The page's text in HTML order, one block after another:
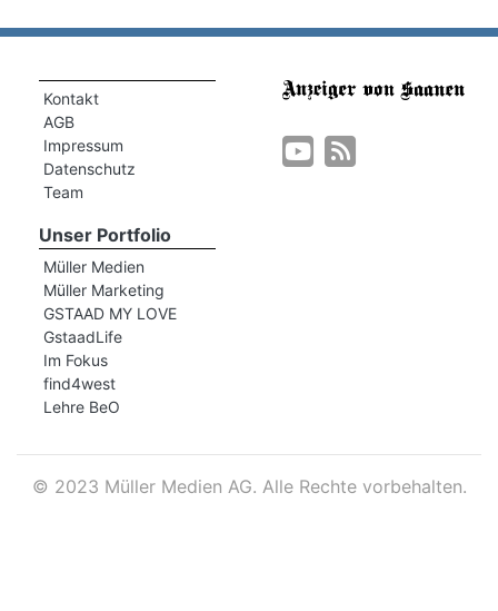
Kontakt
AGB
Impressum
Datenschutz
Team
Unser Portfolio
Müller Medien
Müller Marketing
GSTAAD MY LOVE
GstaadLife
Im Fokus
find4west
Lehre BeO
© 2023 Müller Medien AG. Alle Rechte vorbehalten.